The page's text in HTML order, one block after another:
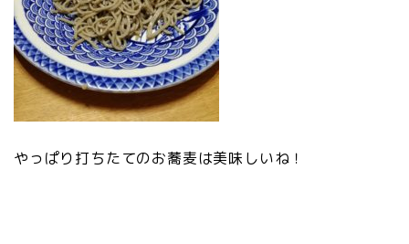
やっぱり打ちたてのお蕎麦は美味しいね！